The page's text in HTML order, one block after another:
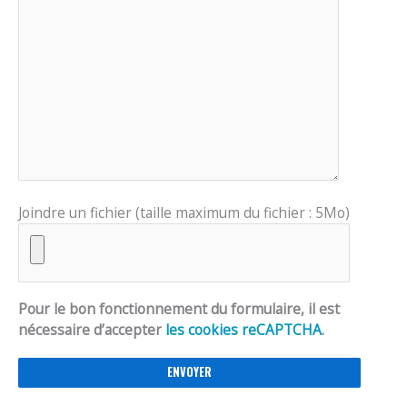
Joindre un fichier (taille maximum du fichier : 5Mo)
Pour le bon fonctionnement du formulaire, il est
nécessaire d’accepter les cookies reCAPTCHA.